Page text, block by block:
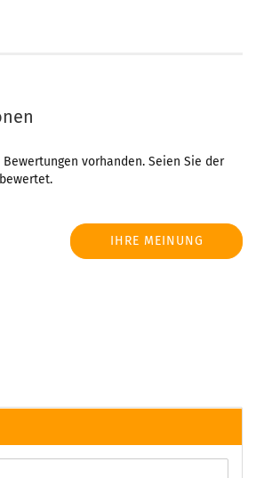
vorhanden. Seien Sie der
IHRE MEINUNG